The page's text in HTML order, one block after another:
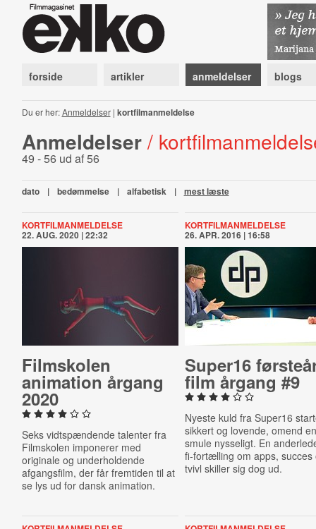
forside artikler anmeldelser blogs
Du er her:Anmeldelser| kortfilmanmeldelse
Anmeldelser /
49 - 56 ud af 56
dato | bedømmelse | alfabetisk | mest læste
KORTFILMANMELDELSE
22. AUG. 2020 | 22:32
Film­sko­len
animation årgang
2020
Seks vidtspændende talenter fra
Filmskolen imponerer med
originale og underholdende
afgangsfilm, der får fremtiden til at
se lys ud for dansk animation.
KORTFILMANMELDELSE
26. APR. 2016 | 16:58
Super16
film årgang #9
Nyeste kuld fra Super16
sikkert og lovende, omend
smule nysseligt. En
fi-fortælling om apps, succes
tvivl skiller sig dog ud.